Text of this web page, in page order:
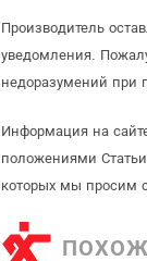
Производитель
уведомления.
недоразумений при
Информация на
положениями
которых мы просим